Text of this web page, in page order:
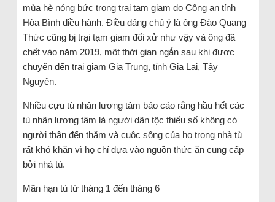
mùa hè nóng bức trong trại tạm giam do Công an tỉnh
Hòa Bình điều hành. Điều đáng chú ý là ông Đào Quang
Thức cũng bị trại tạm giam đối xử như vậy và ông đã
chết vào năm 2019, một thời gian ngắn sau khi được
chuyển đến trại giam Gia Trung, tỉnh Gia Lai, Tây
Nguyên.
Nhiều cựu tù nhân lương tâm báo cáo rằng hầu hết các
tù nhân lương tâm là người dân tộc thiểu số không có
người thân đến thăm và cuộc sống của họ trong nhà tù
rất khó khăn vì họ chỉ dựa vào nguồn thức ăn cung cấp
bởi nhà tù.
Mãn hạn tù từ tháng 1 đến tháng 6